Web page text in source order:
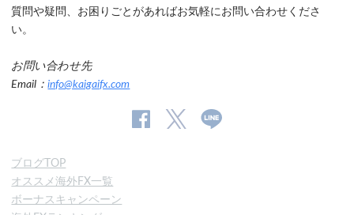
質問や疑問、お困りごとがあればお気軽にお問い合わせくださ
い。
お問い合わせ先
Email：info@kaigaifx.com
ブログTOP
オススメ海外FX一覧
ボーナスキャンペーン